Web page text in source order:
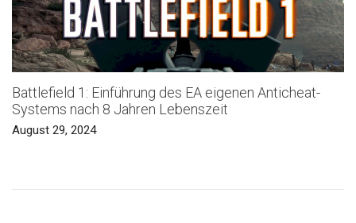
Battlefield 1: Einführung des EA eigenen Anticheat-
Systems nach 8 Jahren Lebenszeit
August 29, 2024